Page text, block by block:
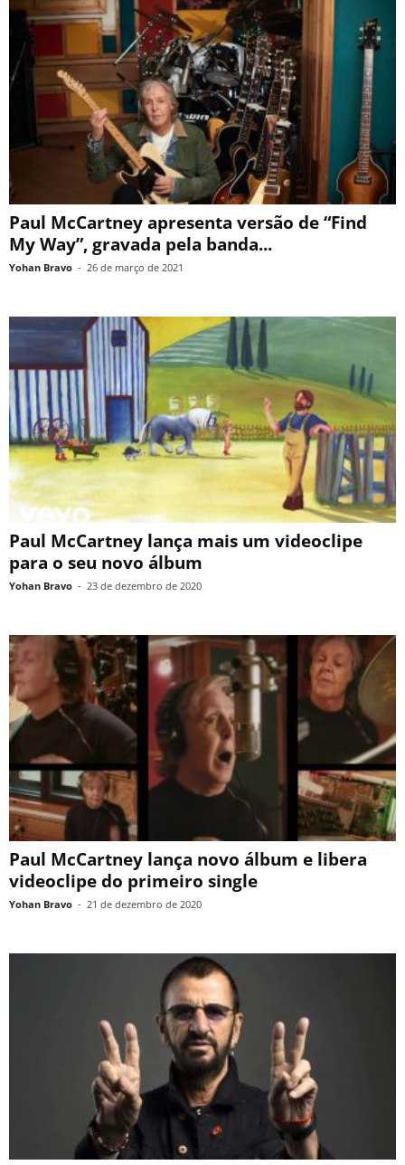
Paul McCartney apresenta versão de “Find
My Way”, gravada pela banda...
Yohan Bravo - 26 de março de 2021
Paul McCartney lança mais um videoclipe
para o seu novo álbum
Yohan Bravo - 23 de dezembro de 2020
Paul McCartney lança novo álbum e libera
videoclipe do primeiro single
Yohan Bravo - 21 de dezembro de 2020